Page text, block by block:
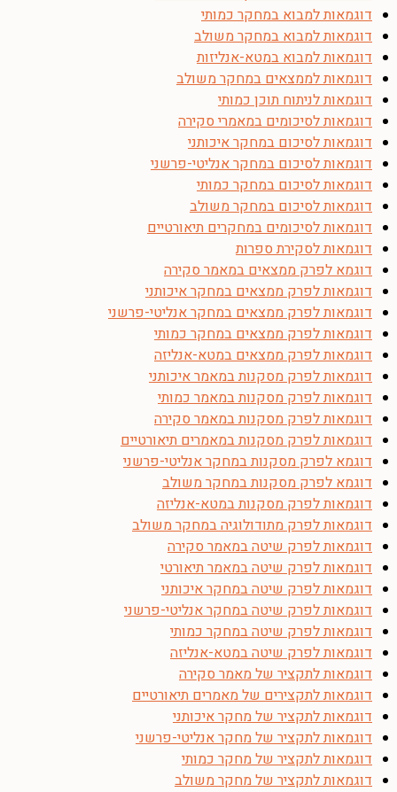
דוגמאות למבוא במחקר כמותי
דוגמאות למבוא במחקר משולב
דוגמאות למבוא במטא-אנליזות
דוגמאות לממצאים במחקר משולב
דוגמאות לניתוח תוכן כמותי
דוגמאות לסיכומים במאמרי סקירה
דוגמאות לסיכום במחקר איכותני
דוגמאות לסיכום במחקר אנליטי-פרשני
דוגמאות לסיכום במחקר כמותי
דוגמאות לסיכום במחקר משולב
דוגמאות לסיכומים במחקרים תיאורטיים
דוגמאות לסקירת ספרות
דוגמא לפרק ממצאים במאמר סקירה
דוגמאות לפרק ממצאים במחקר איכותני
דוגמאות לפרק ממצאים במחקר אנליטי-פרשני
דוגמאות לפרק ממצאים במחקר כמותי
דוגמאות לפרק ממצאים במטא-אנליזה
דוגמאות לפרק מסקנות במאמר איכותני
דוגמאות לפרק מסקנות במאמר כמותי
דוגמאות לפרק מסקנות במאמר סקירה
דוגמאות לפרק מסקנות במאמרים תיאורטיים
דוגמא לפרק מסקנות במחקר אנליטי-פרשני
דוגמא לפרק מסקנות במחקר משולב
דוגמאות לפרק מסקנות במטא-אנליזה
דוגמאות לפרק מתודולוגיה במחקר משולב
דוגמאות לפרק שיטה במאמר סקירה
דוגמאות לפרק שיטה במאמר תיאורטי
דוגמאות לפרק שיטה במחקר איכותני
דוגמאות לפרק שיטה במחקר אנליטי-פרשני
דוגמאות לפרק שיטה במחקר כמותי
דוגמאות לפרק שיטה במטא-אנליזה
דוגמאות לתקציר של מאמר סקירה
דוגמאות לתקצירים של מאמרים תיאורטיים
דוגמאות לתקציר של מחקר איכותני
דוגמאות לתקציר של מחקר אנליטי-פרשני
דוגמאות לתקציר של מחקר כמותי
דוגמאות לתקציר של מחקר משולב